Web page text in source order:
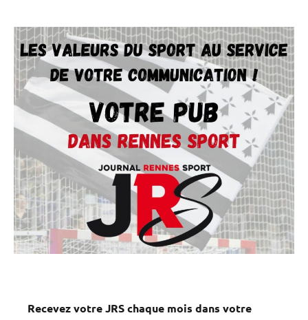
Recevez votre JRS chaque mois dans votre